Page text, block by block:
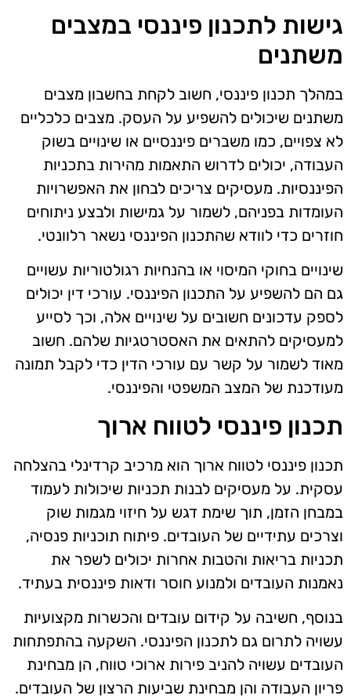
גישות לתכנון פיננסי במצבים
משתנים
במהלך תכנון פיננסי, חשוב לקחת בחשבון מצבים
משתנים שיכולים להשפיע על העסק. מצבים כלכליים
לא צפויים, כמו משברים פיננסיים או שינויים בשוק
העבודה, יכולים לדרוש התאמות מהירות בתכניות
הפיננסיות. מעסיקים צריכים לבחון את האפשרויות
העומדות בפניהם, לשמור על גמישות ולבצע ניתוחים
חוזרים כדי לוודא שהתכנון הפיננסי נשאר רלוונטי.
שינויים בחוקי המיסוי או בהנחיות רגולטוריות עשויים
גם הם להשפיע על התכנון הפיננסי. עורכי דין יכולים
לספק עדכונים חשובים על שינויים אלה, וכך לסייע
למעסיקים להתאים את האסטרטגיות שלהם. חשוב
מאוד לשמור על קשר עם עורכי הדין כדי לקבל תמונה
מעודכנת של המצב המשפטי והפיננסי.
תכנון פיננסי לטווח ארוך
תכנון פיננסי לטווח ארוך הוא מרכיב קרדינלי בהצלחה
עסקית. על מעסיקים לבנות תכניות שיכולות לעמוד
במבחן הזמן, תוך שימת דגש על חיזוי מגמות שוק
וצרכים עתידיים של העובדים. פיתוח תוכניות פנסיה,
תכניות בריאות והטבות אחרות יכולים לשפר את
נאמנות העובדים ולמנוע חוסר ודאות פיננסית בעתיד.
בנוסף, חשיבה על קידום עובדים והכשרות מקצועיות
עשויה לתרום גם לתכנון הפיננסי. השקעה בהתפתחות
העובדים עשויה להניב פירות ארוכי טווח, הן מבחינת
פריון העבודה והן מבחינת שביעות הרצון של העובדים.